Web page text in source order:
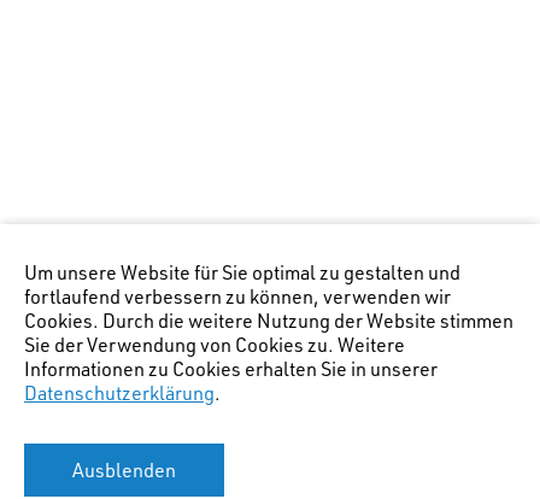
Um unsere Website für Sie optimal zu gestalten und
fortlaufend verbessern zu können, verwenden wir
Cookies. Durch die weitere Nutzung der Website stimmen
Sie der Verwendung von Cookies zu. Weitere
Informationen zu Cookies erhalten Sie in unserer
Datenschutzerklärung.
Ausblenden